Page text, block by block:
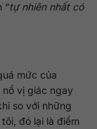
“tự nhiên nhất có
mức của
vị giác ngay
so với những
đó lại là điểm